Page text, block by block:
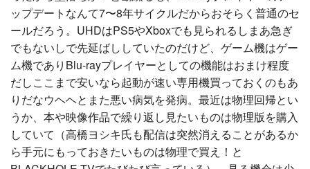
ップデートなんて7〜8年サイクルだからおそらく普通のセ
ールだろう。UHDはPS5やXboxでも見られるしまあ急ぎ
でもないしで先延ばししていたのだけど、ゲーム機はゲー
ム機でありBlu-rayプレイヤーとしての機能はおまけ程度
だしここまで安いなら起動が速い専用機買っておくのもあ
りだなウヘヘとまた悪い病気を発病。最近は物理回帰とい
うか、本や映像作品で繰り返し見たいものは物理版を購入
していて（高橋ヨシキ氏も配信は突然消えることがあるか
ら手元にもっておきたいものは物理で買え！と